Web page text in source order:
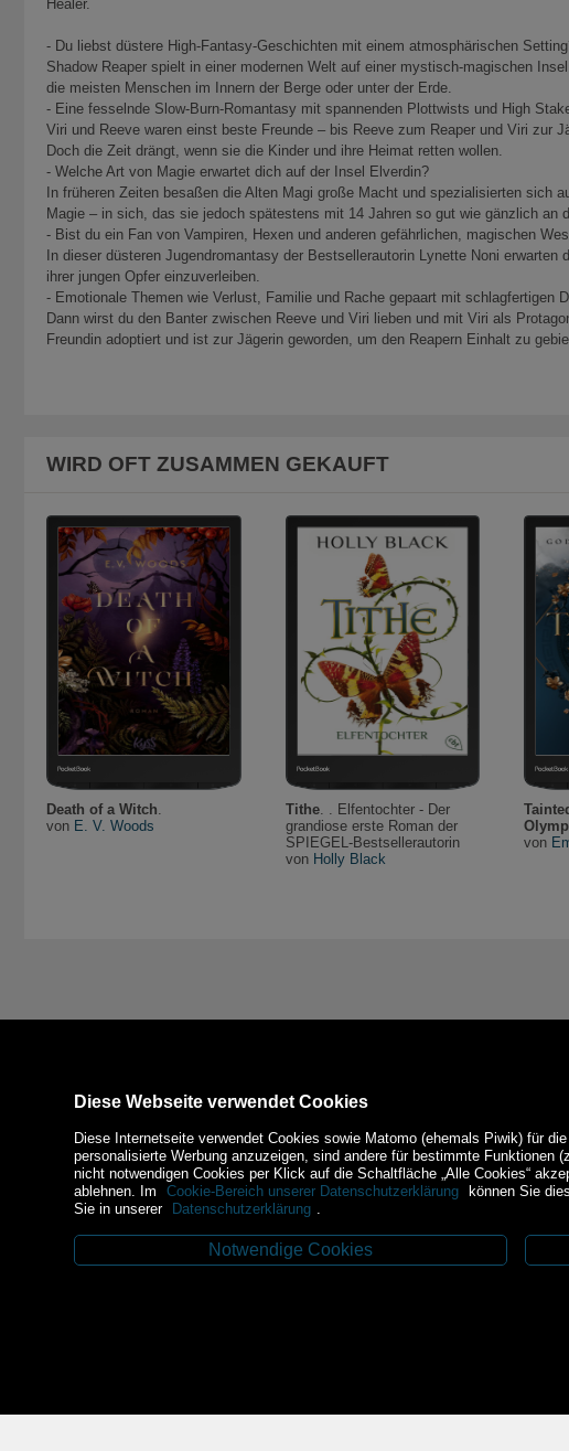
Healer.
- Du liebst düstere High-Fantasy-Geschichten mit einem atmosphärischen
Shadow Reaper spielt in einer modernen Welt auf einer mystisch-magischen
die meisten Menschen im Innern der Berge oder unter der Erde.
- Eine fesselnde Slow-Burn-Romantasy mit spannenden Plottwists und High
Viri und Reeve waren einst beste Freunde – bis Reeve zum Reaper und Viri zur
Doch die Zeit drängt, wenn sie die Kinder und ihre Heimat retten wollen.
- Welche Art von Magie erwartet dich auf der Insel Elverdin?
In früheren Zeiten besaßen die Alten Magi große Macht und spezialisierten sich
Magie – in sich, das sie jedoch spätestens mit 14 Jahren so gut wie gänzlich an
- Bist du ein Fan von Vampiren, Hexen und anderen gefährlichen, magischen
In dieser düsteren Jugendromantasy der Bestsellerautorin Lynette Noni
ihrer jungen Opfer einzuverleiben.
- Emotionale Themen wie Verlust, Familie und Rache gepaart mit schlagfertigen
Dann wirst du den Banter zwischen Reeve und Viri lieben und mit Viri als
Freundin adoptiert und ist zur Jägerin geworden, um den Reapern Einhalt zu
WIRD OFT ZUSAMMEN GEKAUFT
Death of a Witch.
von E. V. Woods
Tithe. . Elfentochter - Der
grandiose erste Roman der
SPIEGEL-Bestsellerautorin
von Holly Black
von
Kontakt Zahlungsmethoden
Diese Webseite verwendet Cookies
Diese Internetseite verwendet Cookies sowie Matomo (ehemals Piwik) für
personalisierte Werbung anzuzeigen, sind andere für bestimmte
nicht notwendigen Cookies per Klick auf die Schaltfläche „Alle Cookies“
ablehnen. Im
Cookie-Bereich unserer Datenschutzerklärung
können Sie
Sie in unserer
Datenschutzerklärung
Notwendige Cookies